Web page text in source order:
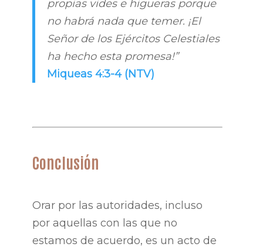
propias vides e higueras porque
no habrá nada que temer. ¡El
Señor de los Ejércitos Celestiales
ha hecho esta promesa!”
Miqueas 4:3-4 (NTV)
Conclusión
Orar por las autoridades, incluso
por aquellas con las que no
estamos de acuerdo, es un acto de